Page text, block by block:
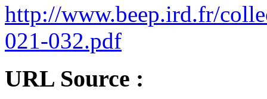
http://www.beep.ird.fr/
021-032.pdf
URL Source :